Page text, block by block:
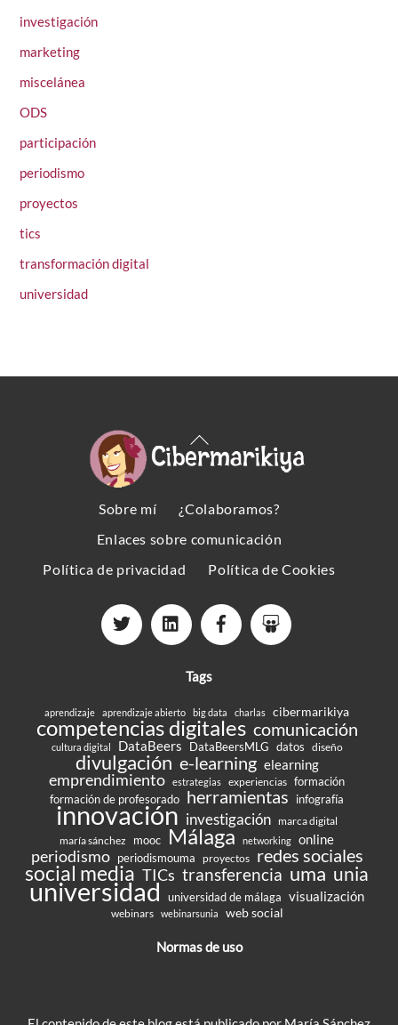
investigación
marketing
miscelánea
ODS
participación
periodismo
proyectos
tics
transformación digital
universidad
Back
To
Sobre mí
¿Colaboramos?
Enlaces sobre comunicación
Política de privacidad
Política de Cookies
Tags
aprendizaje aprendizaje abierto big data charlas cibermarikiya
competencias digitales comunicación
cultura digital DataBeers DataBeersMLG datos diseño
divulgación e-learning elearning
emprendimiento estrategias experiencias formación
formación de profesorado herramientas infografía
innovación investigación marca digital
maría sánchez
mooc Málaga networking online
periodismo periodismouma proyectos redes sociales
social media TICs transferencia uma unia
universidad universidad de málaga visualización
webinars webinarsunia web social
Normas de uso